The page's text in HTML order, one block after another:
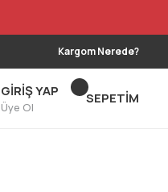
Kargom Nerede?
GİRİŞ YAP
Üye Ol
SEPETİM